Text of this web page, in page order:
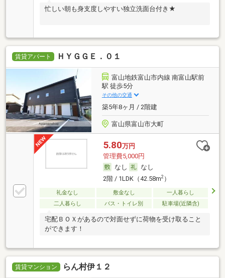
忙しい朝も身支度しやすい独立洗面台付き★
賃貸アパート ＨＹＧＧＥ．０１
富山地鉄富山市内線 南富山駅前
駅 徒歩5分
その他の交通
築5年8ヶ月 / 2階建
富山県富山市大町
5.80万円
管理費5,000円
なし
なし
2階 / 1LDK（42.58m2）
礼金なし 敷金なし
一人暮らし
二人暮らし
バス・トイレ別 駐車場(近隣含)
宅配ＢＯＸがあるので対面せずに荷物を受け取ること
ができます！
賃貸マンション らん村伊１２